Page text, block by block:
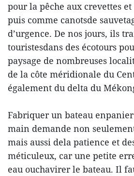
pour la pêche aux crevettes
puis comme canotsde
d’urgence. De nos jours, ils
touristesdans des écotours
paysage de nombreuses
de la côte méridionale du
également du delta du
Fabriquer un bateau
main demande non
mais aussi dela patience et
méticuleux, car une petite
eau ouchavirer le bateau. Il